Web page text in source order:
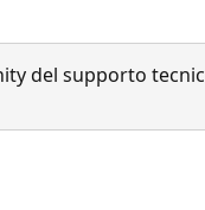
del supporto